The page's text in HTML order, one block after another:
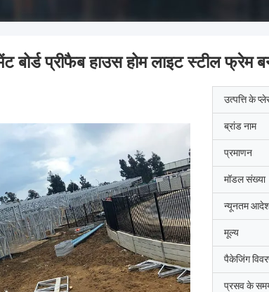
बोर्ड प्रीफैब हाउस होम लाइट स्टील फ्रेम
उत्पत्ति के
ब्रांड नाम
प्रमाणन
मॉडल संख्या
न्यूनतम आदेश
मूल्य
पैकेजिंग
प्रसव के